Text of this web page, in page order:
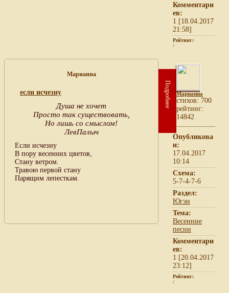
Комментари
ев:
1 [18.04.2017
21:58]
Рейтинг:
/
Марианна
если исчезну
Душа не хочет
Просто так существовать,
Но лишь со смыслом!
ЛевПалыч
Если исчезну
В пору весенних цветов,
Стану ветром.
Травою первой стану
Парящим лепесткам.
Подробнее Марианна
cтихов: 700
рейтинг:
14842
Опубликова
н:
17.04.2017
10:14
Схема:
5-7-4-7-6
Раздел:
Югэн
Тема:
Весенние
песни
Комментари
ев:
1 [20.04.2017
23:12]
Рейтинг:
/